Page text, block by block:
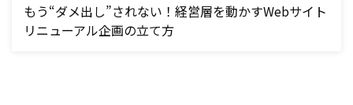
もう“ダメ出し”されない！経営層を動かすWebサイト
リニューアル企画の立て方